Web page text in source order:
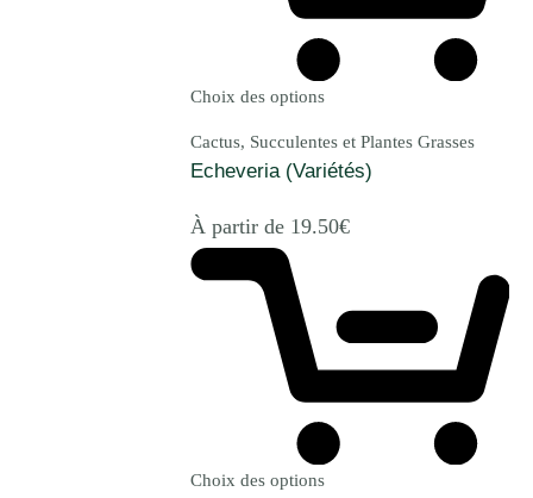
Choix des options
Cactus, Succulentes et Plantes Grasses
Echeveria (Variétés)
À partir de 19.50€
Choix des options